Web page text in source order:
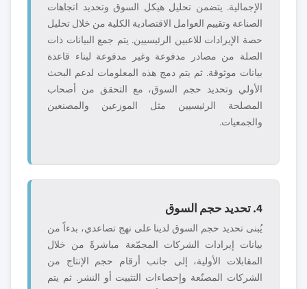
الإجمالية. يتضمن تحليل هيكل السوق وتحديد اتجاهات
الصناعة وتقييم العوامل الاقتصادية الكلية من خلال تحليل
حصة الإيرادات للاعبين الرئيسيين. يتم جمع البيانات ذات
الصلة من مصادر مدفوعة وغير مدفوعة لبناء قاعدة
بيانات موثوقة. ثم يتم دمج هذه المعلومات لدعم البحث
الأولي وتحديد حجم السوق، مع التحقق من أصحاب
المصلحة الرئيسيين مثل الموزعين والمصنعين
والجمعيات.
4. تحديد حجم السوق
يُبنى تحديد حجم السوق لدينا على نهج تصاعدي، بدءاً من
بيانات إيرادات الشركات المجمّعة مباشرةً من خلال
المقابلات الأولية، إلى جانب أرقام حجم الإنتاج من
الشركات المصنّعة وإحصاءات التثبيت أو النشر. ثم يتم